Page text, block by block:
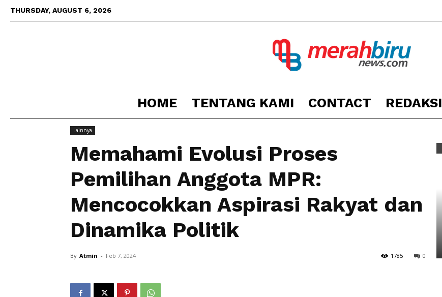
THURSDAY, AUGUST 6, 2026
Berita
HOME TENTANG KAMI CONTACT REDAKSI
Home
Lainnya
Memahami Evolusi Proses
Pemilihan Anggota MPR:
Mencocokkan Aspirasi Rakyat dan
Dinamika Politik
By Atmin - Feb 7, 2024 0
1785